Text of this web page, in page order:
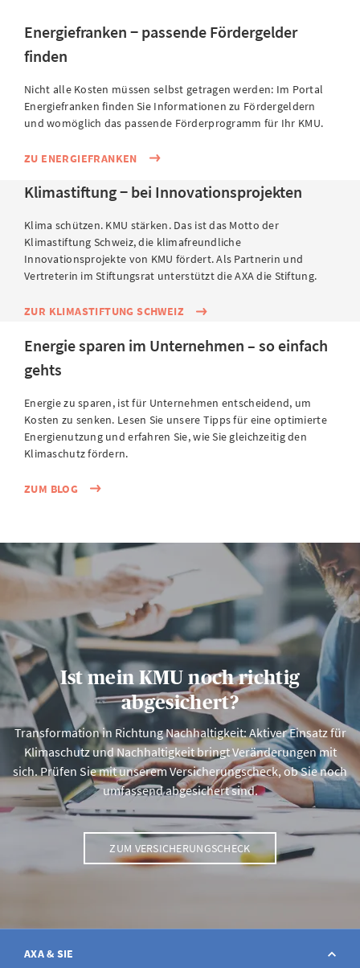
Energiefranken − passende Fördergelder
finden
Nicht alle Kosten müssen selbst getragen werden: Im Portal
Energiefranken finden Sie Informationen zu Fördergeldern
und womöglich das passende Förderprogramm für Ihr KMU.
ZU ENERGIEFRANKEN
Klimastiftung − bei Innovationsprojekten
Klima schützen. KMU stärken. Das ist das Motto der
Klimastiftung Schweiz, die klimafreundliche
Innovationsprojekte von KMU fördert. Als Partnerin und
Vertreterin im Stiftungsrat unterstützt die AXA die Stiftung.
ZUR KLIMASTIFTUNG SCHWEIZ
Energie sparen im Unternehmen – so einfach
gehts
Energie zu sparen, ist für Unternehmen entscheidend, um
Kosten zu senken. Lesen Sie unsere Tipps für eine optimierte
Energienutzung und erfahren Sie, wie Sie gleichzeitig den
Klimaschutz fördern.
ZUM BLOG
Ist mein KMU noch richtig
abgesichert?
Transformation in Richtung Nachhaltigkeit: Aktiver Einsatz für
Klimaschutz und Nachhaltigkeit bringt Veränderungen mit
sich. Prüfen Sie mit unserem Versicherungscheck, ob Sie noch
umfassend abgesichert sind.
ZUM VERSICHERUNGSCHECK
AXA & SIE